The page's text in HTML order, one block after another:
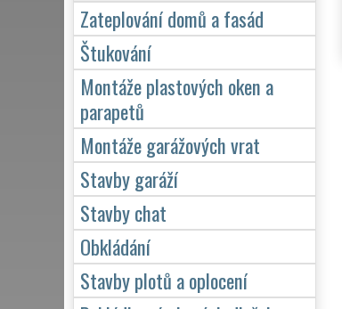
Zateplování domů a fasád
Štukování
Montáže plastových oken a
parapetů
Montáže garážových vrat
Stavby garáží
Stavby chat
Obkládání
Stavby plotů a oplocení